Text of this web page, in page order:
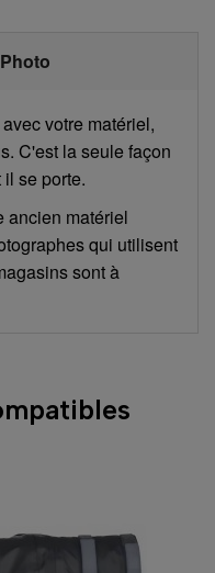
votre matériel,
C'est la seule façon
se porte.
ancien matériel
qui utilisent
sont à